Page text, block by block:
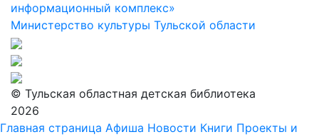
информационный комплекс»
Министерство культуры Тульской области
© Тульская областная детская библиотека
2026
Главная страница Афиша Новости Книги Проекты и